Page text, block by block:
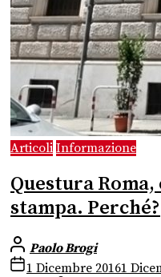
Articoli Informazione
Questura
stampa. Perché?
Paolo Brogi
1 Dicembre 20161